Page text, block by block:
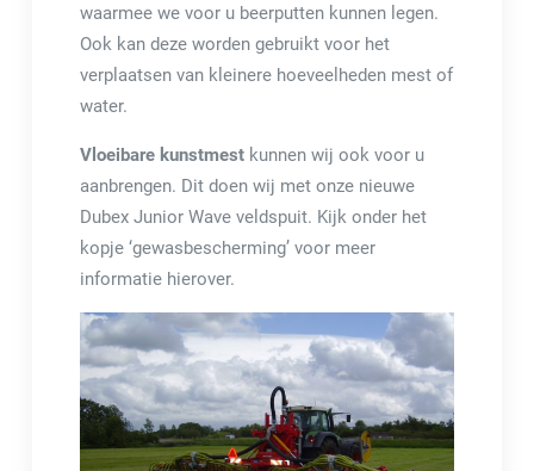
waarmee we voor u beerputten kunnen legen.
Ook kan deze worden gebruikt voor het
verplaatsen van kleinere hoeveelheden mest of
water.
Vloeibare kunstmestkunnen wij ook voor u
aanbrengen. Dit doen wij met onze nieuwe
Dubex Junior Wave veldspuit. Kijk onder het
kopje ‘gewasbescherming’ voor meer
informatie hierover.